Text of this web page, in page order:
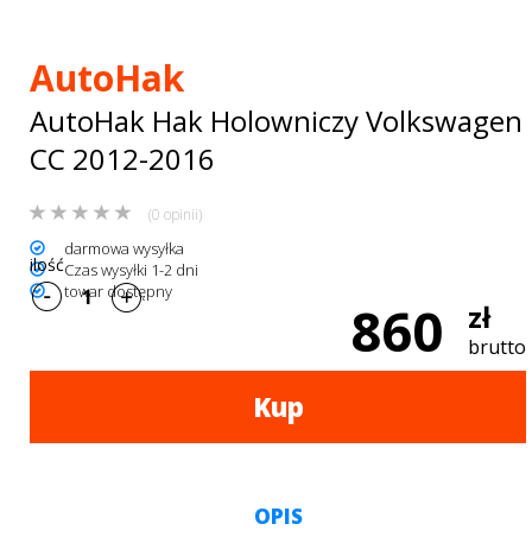
dachowe
AKCESORIA
SPORTOWE
Turystyka
Przyczepy
Kontakt
AutoHak
AutoHak Hak Holowniczy Volkswagen
CC 2012-2016
(0 opinii)
darmowa wysyłka
Czas wysyłki 1-2 dni
towar dostępny
860 zł
brutto
ilość
Kup
OPIS